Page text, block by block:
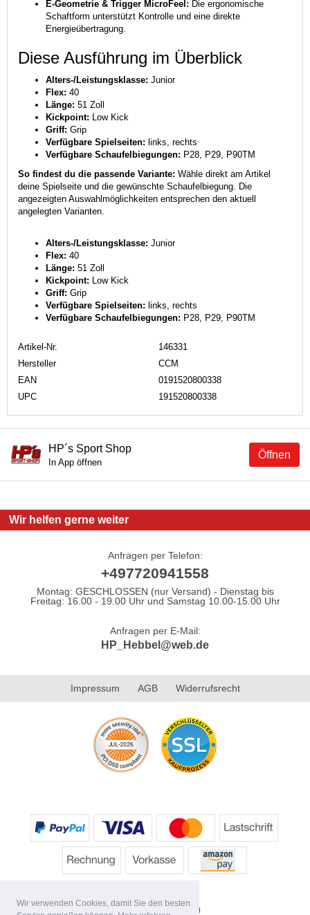
Wir verwenden Cookies, damit Sie den besten
E-Geometrie & Trigger MicroFeel: Die ergonomische
Schaftform unterstützt Kontrolle und eine direkte
Energieübertragung.
Diese Ausführung im Überblick
Alters-/Leistungsklasse: Junior
Flex: 40
Länge: 51 Zoll
Kickpoint: Low Kick
Griff: Grip
Verfügbare Spielseiten: links, rechts
Verfügbare Schaufelbiegungen: P28, P29, P90TM
So findest du die passende Variante: Wähle direkt am Artikel
deine Spielseite und die gewünschte Schaufelbiegung. Die
angezeigten Auswahlmöglichkeiten entsprechen den aktuell
angelegten Varianten.
Alters-/Leistungsklasse: Junior
Flex: 40
Länge: 51 Zoll
Kickpoint: Low Kick
Griff: Grip
Verfügbare Spielseiten: links, rechts
Verfügbare Schaufelbiegungen: P28, P29, P90TM
Artikel-Nr.
146331
Hersteller
CCM
EAN
0191520800338
UPC
191520800338
Öffnen
HP´s Sport Shop
In App öffnen
Wir helfen gerne weiter
Anfragen per Telefon:
+497720941558
Montag: GESCHLOSSEN (nur Versand) - Dienstag bis
Freitag: 16.00 - 19.00 Uhr und Samstag 10.00-15.00 Uhr
Anfragen per E-Mail:
HP_Hebbel@web.de
Impressum AGB Widerrufsrecht